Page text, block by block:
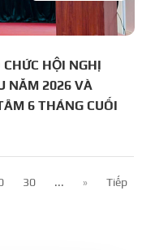
HỘI NGHỊ
NĂM 2026 VÀ
6 THÁNG CUỐI
30 ... »
Tiếp